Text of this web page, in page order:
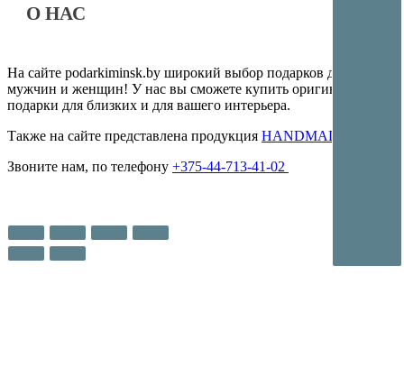
О НАС
На сайте podarkiminsk.by широкий выбор подарков для
мужчин и женщин! У нас вы сможете купить оригинальные
подарки для близких и для вашего интерьера.
Также на сайте представлена продукция HANDMADE
Звоните нам, по телефону +375-44-713-41-02